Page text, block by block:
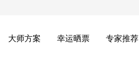
大师方案 幸运晒票 专家推荐